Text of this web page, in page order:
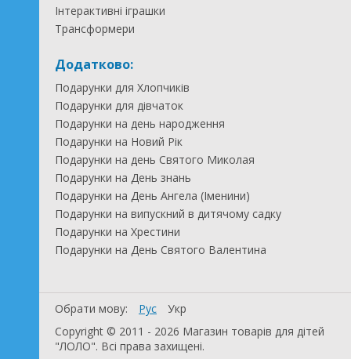
Інтерактивні іграшки
Трансформери
Додатково:
Подарунки для Хлопчиків
Подарунки для дівчаток
Подарунки на день народження
Подарунки на Новий Рік
Подарунки на день Святого Миколая
Подарунки на День знань
Подарунки на День Ангела (Іменини)
Подарунки на випускний в дитячому садку
Подарунки на Хрестини
Подарунки на День Святого Валентина
Обрати мову: Рус
Укр
Copyright © 2011 - 2026 Магазин товарів для дітей
"ЛОЛО". Всі права захищені.